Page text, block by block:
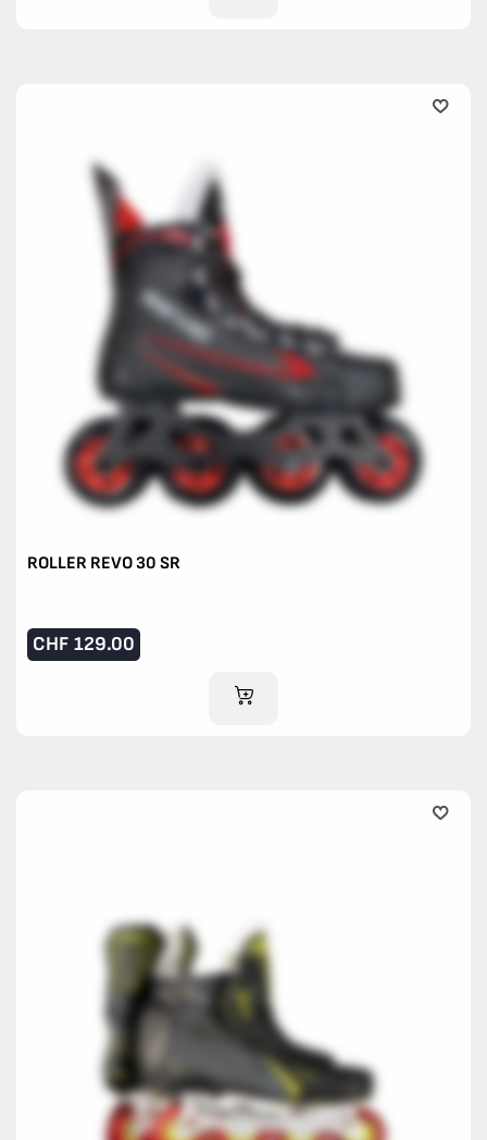
ROLLER REVO 30 SR
CHF 129.00
IM WARENKORB